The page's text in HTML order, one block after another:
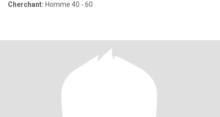
Cherchant: Homme 40 - 60